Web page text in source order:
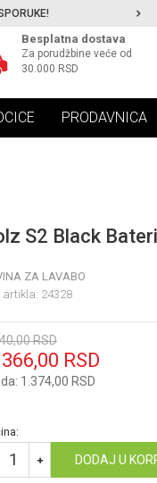
Besplatna dostava
Za porudžbine veće od
30.000 RSD
PRODAVNICA
S2 Black
ZA LAVABO
artikla: 24328
RSD
RSD
1.374,00 RSD
DODAJ U